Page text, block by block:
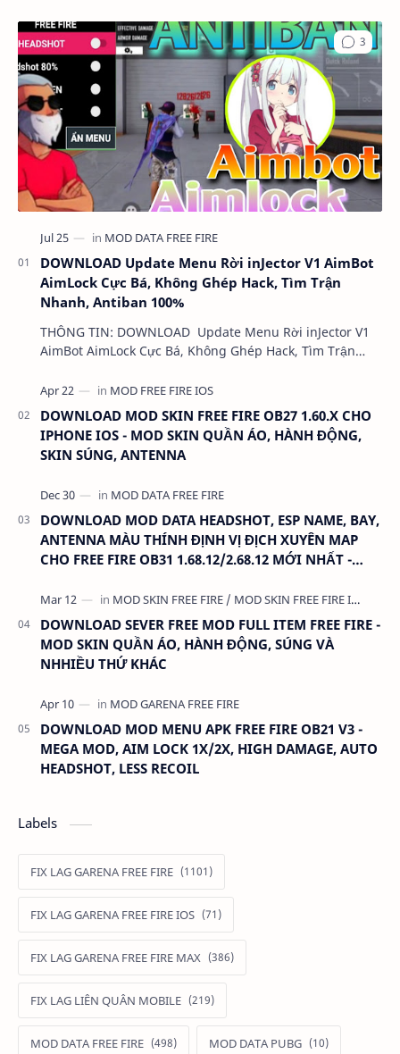
DOWNLOAD Update Menu Rời inJector V1 AimBot
AimLock Cực Bá, Không Ghép Hack, Tìm Trận
Nhanh, Antiban 100%
THÔNG TIN: DOWNLOAD Update Menu Rời inJector V1
AimBot AimLock Cực Bá, Không Ghép Hack, Tìm Trận
DOWNLOAD MOD SKIN FREE FIRE OB27 1.60.X CHO
IPHONE IOS - MOD SKIN QUẦN ÁO, HÀNH ĐỘNG,
SKIN SÚNG, ANTENNA
DOWNLOAD MOD DATA HEADSHOT, ESP NAME, BAY,
ANTENNA MÀU THÍNH ĐỊNH VỊ ĐỊCH XUYÊN MAP
CHO FREE FIRE OB31 1.68.12/2.68.12 MỚI NHẤT -
DOWNLOAD SEVER FREE MOD FULL ITEM FREE FIRE -
MOD SKIN QUẦN ÁO, HÀNH ĐỘNG, SÚNG VÀ
NHHIỀU THỨ KHÁC
DOWNLOAD MOD MENU APK FREE FIRE OB21 V3 -
MEGA MOD, AIM LOCK 1X/2X, HIGH DAMAGE, AUTO
HEADSHOT, LESS RECOIL
Labels
FIX LAG GARENA FREE FIRE
FIX LAG GARENA FREE FIRE IOS
FIX LAG GARENA FREE FIRE MAX
FIX LAG LIÊN QUÂN MOBILE
MOD DATA FREE FIRE MOD DATA PUBG